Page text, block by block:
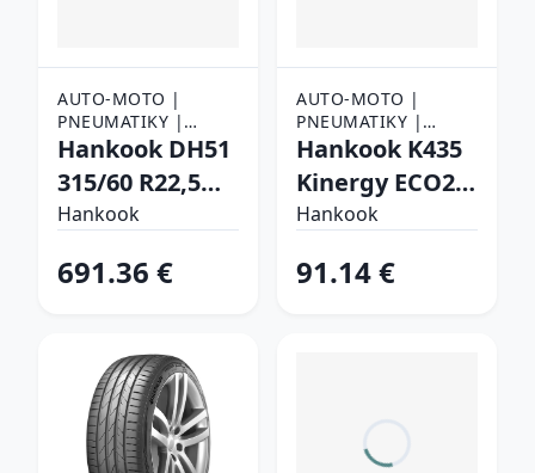
AUTO-MOTO |
PNEUMATIKY |
NÁKLADNÉ
Hankook DH51
315/60 R22,5
152/148 L
Hankook
691.36 €
AUTO-MOTO |
PNEUMATIKY |
OSOBNÉ
Hankook K435
Kinergy ECO2
205/60 R16 92 H
Hankook
91.14 €